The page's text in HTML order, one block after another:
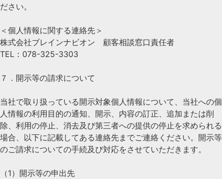
ださい。
＜個人情報に関する連絡先＞
株式会社ブレインナビオン 顧客相談窓口責任者
TEL：078-325-3303
７．開示等の請求について
当社で取り扱っている開示対象個人情報について、当社への個
人情報の利用目的の通知、開示、内容の訂正、追加または削
除、利用の停止、消去及び第三者への提供の停止を求められる
場合、以下に記載してある連絡先までご連絡ください。開示等
のご請求についての手続及び対応をさせていただきます。
（1）開示等の申出先